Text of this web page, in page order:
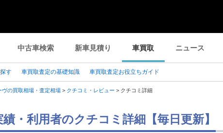
中古車検索 新車見積り 車買取 ニュース
す 車買取査定の基礎知識 車買取査定お役立ちガイド
ヴの買取相場・査定相場 > クチコミ・レビュー > クチコミ詳細
・利用者のクチコミ詳細【毎日更新】